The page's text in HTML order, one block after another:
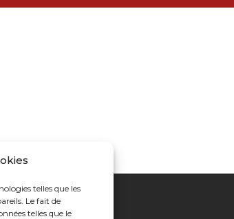
telles que les
Le fait de
telles que le